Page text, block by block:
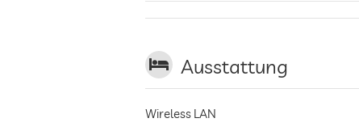
Ausstattung
Wireless LAN